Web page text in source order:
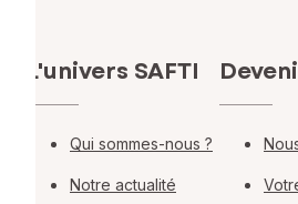
L'univers SAFTI
Qui sommes-nous ?
Notre actualité